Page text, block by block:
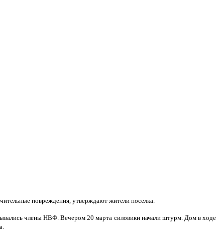
повреждения, утверждают жители поселка.
члены НВФ. Вечером 20 марта силовики начали штурм. Дом в ходе